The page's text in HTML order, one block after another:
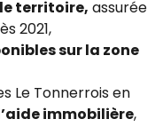
territoire, assurée
2021,
sur la zone
Le Tonnerrois en
immobilière,